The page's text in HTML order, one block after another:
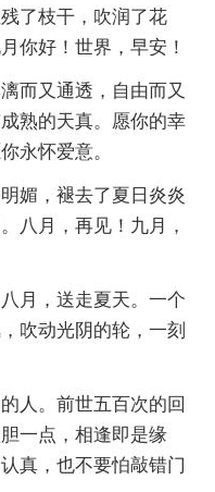
了枝干，吹润了花
你好！世界，早安！
而又通透，自由而又
熟的天真。愿你的幸
永怀爱意。
媚，褪去了夏日炎炎
八月，再见！九月，
月，送走夏天。一个
吹动光阴的轮，一刻
人。前世五百次的回
一点，相逢即是缘
真，也不要怕敲错门